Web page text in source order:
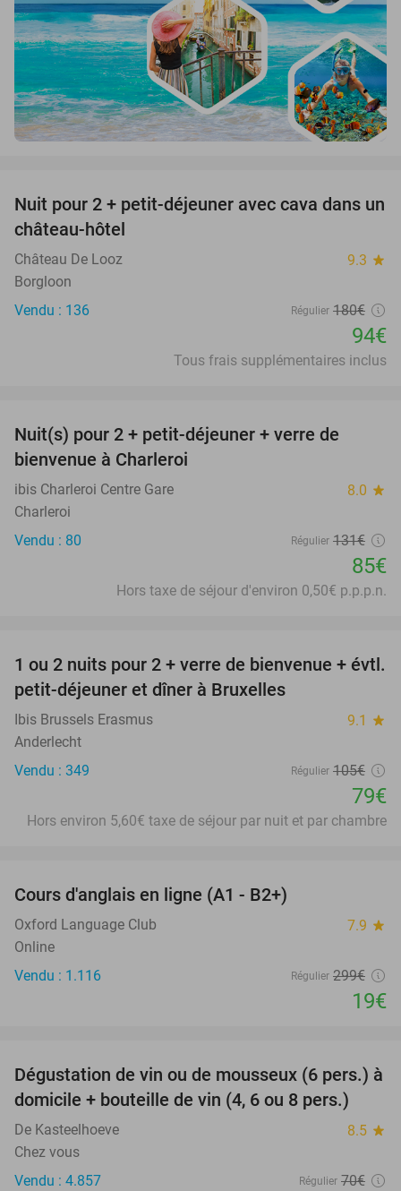
48%
Nuit pour 2 + petit-déjeuner avec cava dans un
château-hôtel
Château De Looz 9.3 star
Borgloon
Vendu : 136
Régulier 180€
94€
Tous frais supplémentaires inclus
Nuit(s) pour 2 + petit-déjeuner + verre de
bienvenue à Charleroi
ibis Charleroi Centre Gare 8.0 star
Charleroi
Vendu : 80
Régulier 131€
85€
Hors taxe de séjour d'environ 0,50€ p.p.p.n.
25%
1 ou 2 nuits pour 2 + verre de bienvenue + évtl.
petit-déjeuner et dîner à Bruxelles
Ibis Brussels Erasmus 9.1 star
Anderlecht
Vendu : 349
Régulier 105€
79€
Hors environ 5,60€ taxe de séjour par nuit et par chambre
Cours d'anglais en ligne (A1 - B2+)
Oxford Language Club 7.9 star
Online
Vendu : 1.116
Régulier 299€
19€
91%
Dégustation de vin ou de mousseux (6 pers.) à
domicile + bouteille de vin (4, 6 ou 8 pers.)
De Kasteelhoeve 8.5 star
Chez vous
Vendu : 4.857
Régulier 70€